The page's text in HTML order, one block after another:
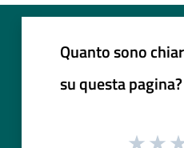
Quanto sono
su questa pagina?